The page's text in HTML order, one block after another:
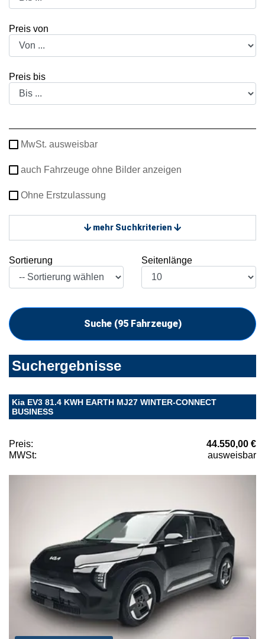
Preis von
Preis bis
MwSt. ausweisbar
auch Fahrzeuge ohne Bilder anzeigen
Ohne Erstzulassung
mehr Suchkriterien
Sortierung Seitenlänge
Suche (95Fahrzeuge)
Suchergebnisse
Kia EV3 81.4 KWH EARTH MJ27 WINTER-CONNECT
BUSINESS
Preis:
44.550,00 €
MWSt:
ausweisbar